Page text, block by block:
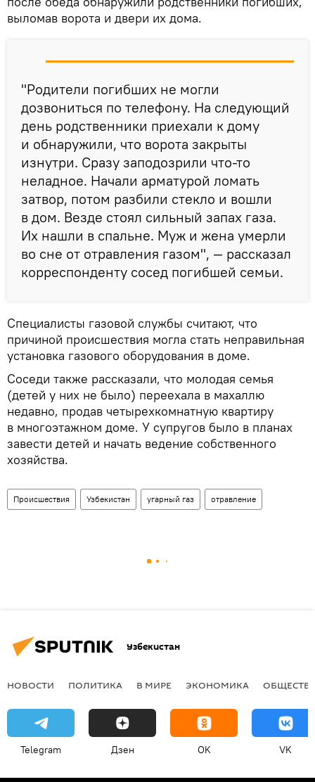
выломав ворота и двери их дома.
"Родители погибших не могли
дозвониться по телефону. На следующий
день родственники приехали к дому
и обнаружили, что ворота закрыты
изнутри. Сразу заподозрили что-то
неладное. Начали арматурой ломать
затвор, потом разбили стекло и вошли
в дом. Везде стоял сильный запах газа.
Их нашли в спальне. Муж и жена умерли
во сне от отравления газом", — рассказал
корреспонденту сосед погибшей семьи.
Специалисты газовой службы считают, что
причиной происшествия могла стать неправильная
установка газового оборудования в доме.
Соседи также рассказали, что молодая семья
(детей у них не было) переехала в махаллю
недавно, продав четырехкомнатную квартиру
в многоэтажном доме. У супругов было в планах
завести детей и начать ведение собственного
хозяйства.
Происшествия Узбекистан угарный газ отравление
Узбекистан
НОВОСТИ ПОЛИТИКА В МИРЕ ЭКОНОМИКА
Telegram Дзен OK VK